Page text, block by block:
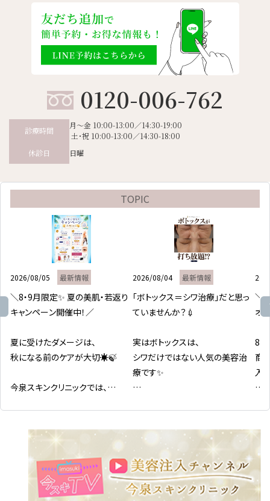
0120-006-762
診療時間
月～金 10:00-13:00／14:30-19:00
土･祝 10:00-13:00／14:30-18:00
休診日
日曜
TOPIC
2026/08/05 最新情報
＼8・9月限定✨ 夏の美肌・若返り
キャンペーン開催中！／
夏に受けたダメージは、
秋になる前のケアが大切☀️🍃
今泉スキンクリニックでは、
「気になっていた治療を始めたい」
「お得な期間にメンテナンスした
2026/08/04 最新情報
「ボトックス＝シワ治療」だと思っ
ていませんか？💉
実はボトックスは、
シワだけではない人気の美容治
療です✨
その理由は、一人ひとりのお悩み
に合わせて幅広く活用できるから
です。
＼
オ
8月
商
入
￥
￥